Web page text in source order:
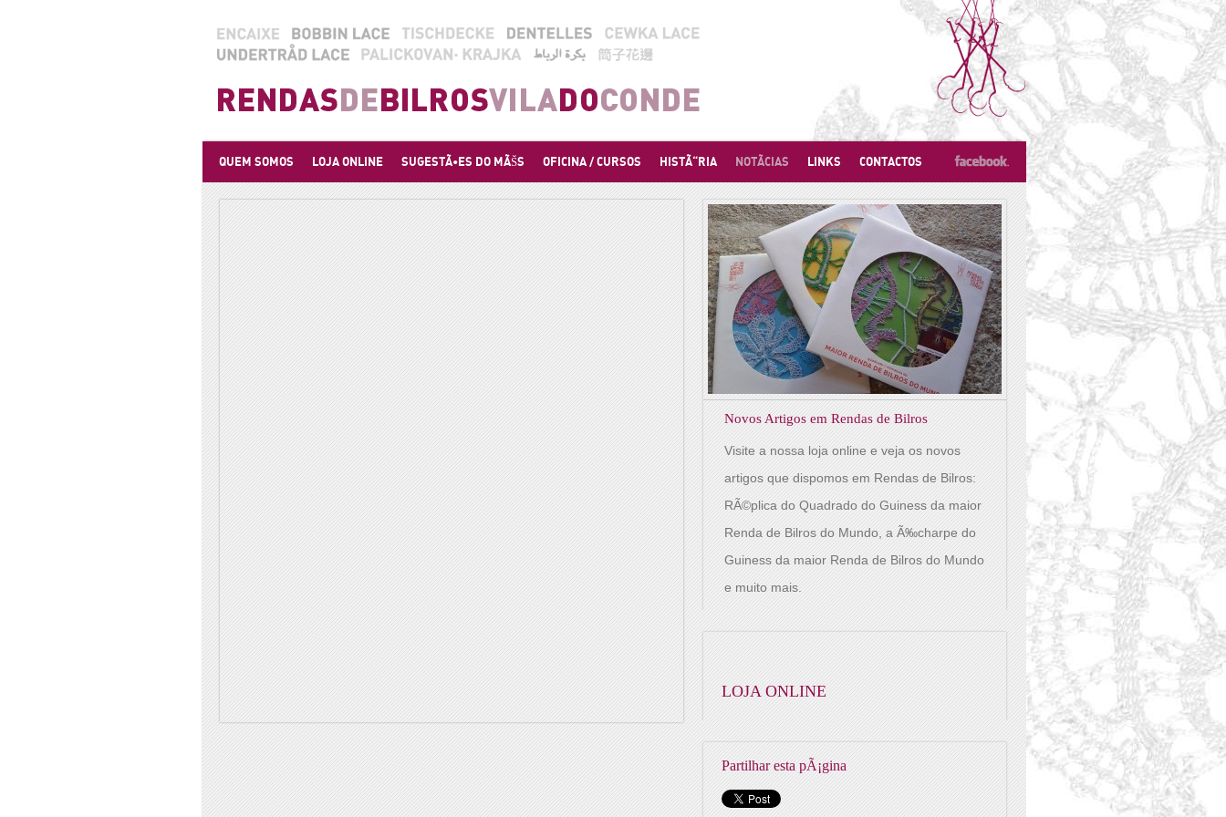
QUEM SOMOS LOJA ONLINE SUGESTÃ•ES DO MÃŠS OFICINA / CURSOS HISTÃ“RIA NOTÃCIAS LINKS CONTACTOS
Novos Artigos em Rendas de Bilros
Visite a nossa loja online e veja os novos
artigos que dispomos em Rendas de Bilros:
RÃ©plica do Quadrado do Guiness da maior
Renda de Bilros do Mundo, a Ã‰charpe do
Guiness da maior Renda de Bilros do Mundo
e muito mais.
LOJA ONLINE
Partilhar esta pÃ¡gina